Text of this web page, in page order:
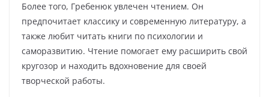
Более того, Гребенюк увлечен чтением. Он
предпочитает классику и современную литературу, а
также любит читать книги по психологии и
саморазвитию. Чтение помогает ему расширить свой
кругозор и находить вдохновение для своей
творческой работы.